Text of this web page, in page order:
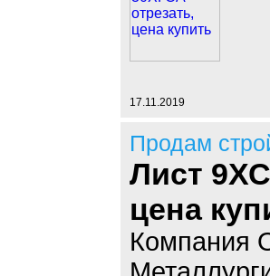
17.11.2019
Продам
Лист
цена
Компания